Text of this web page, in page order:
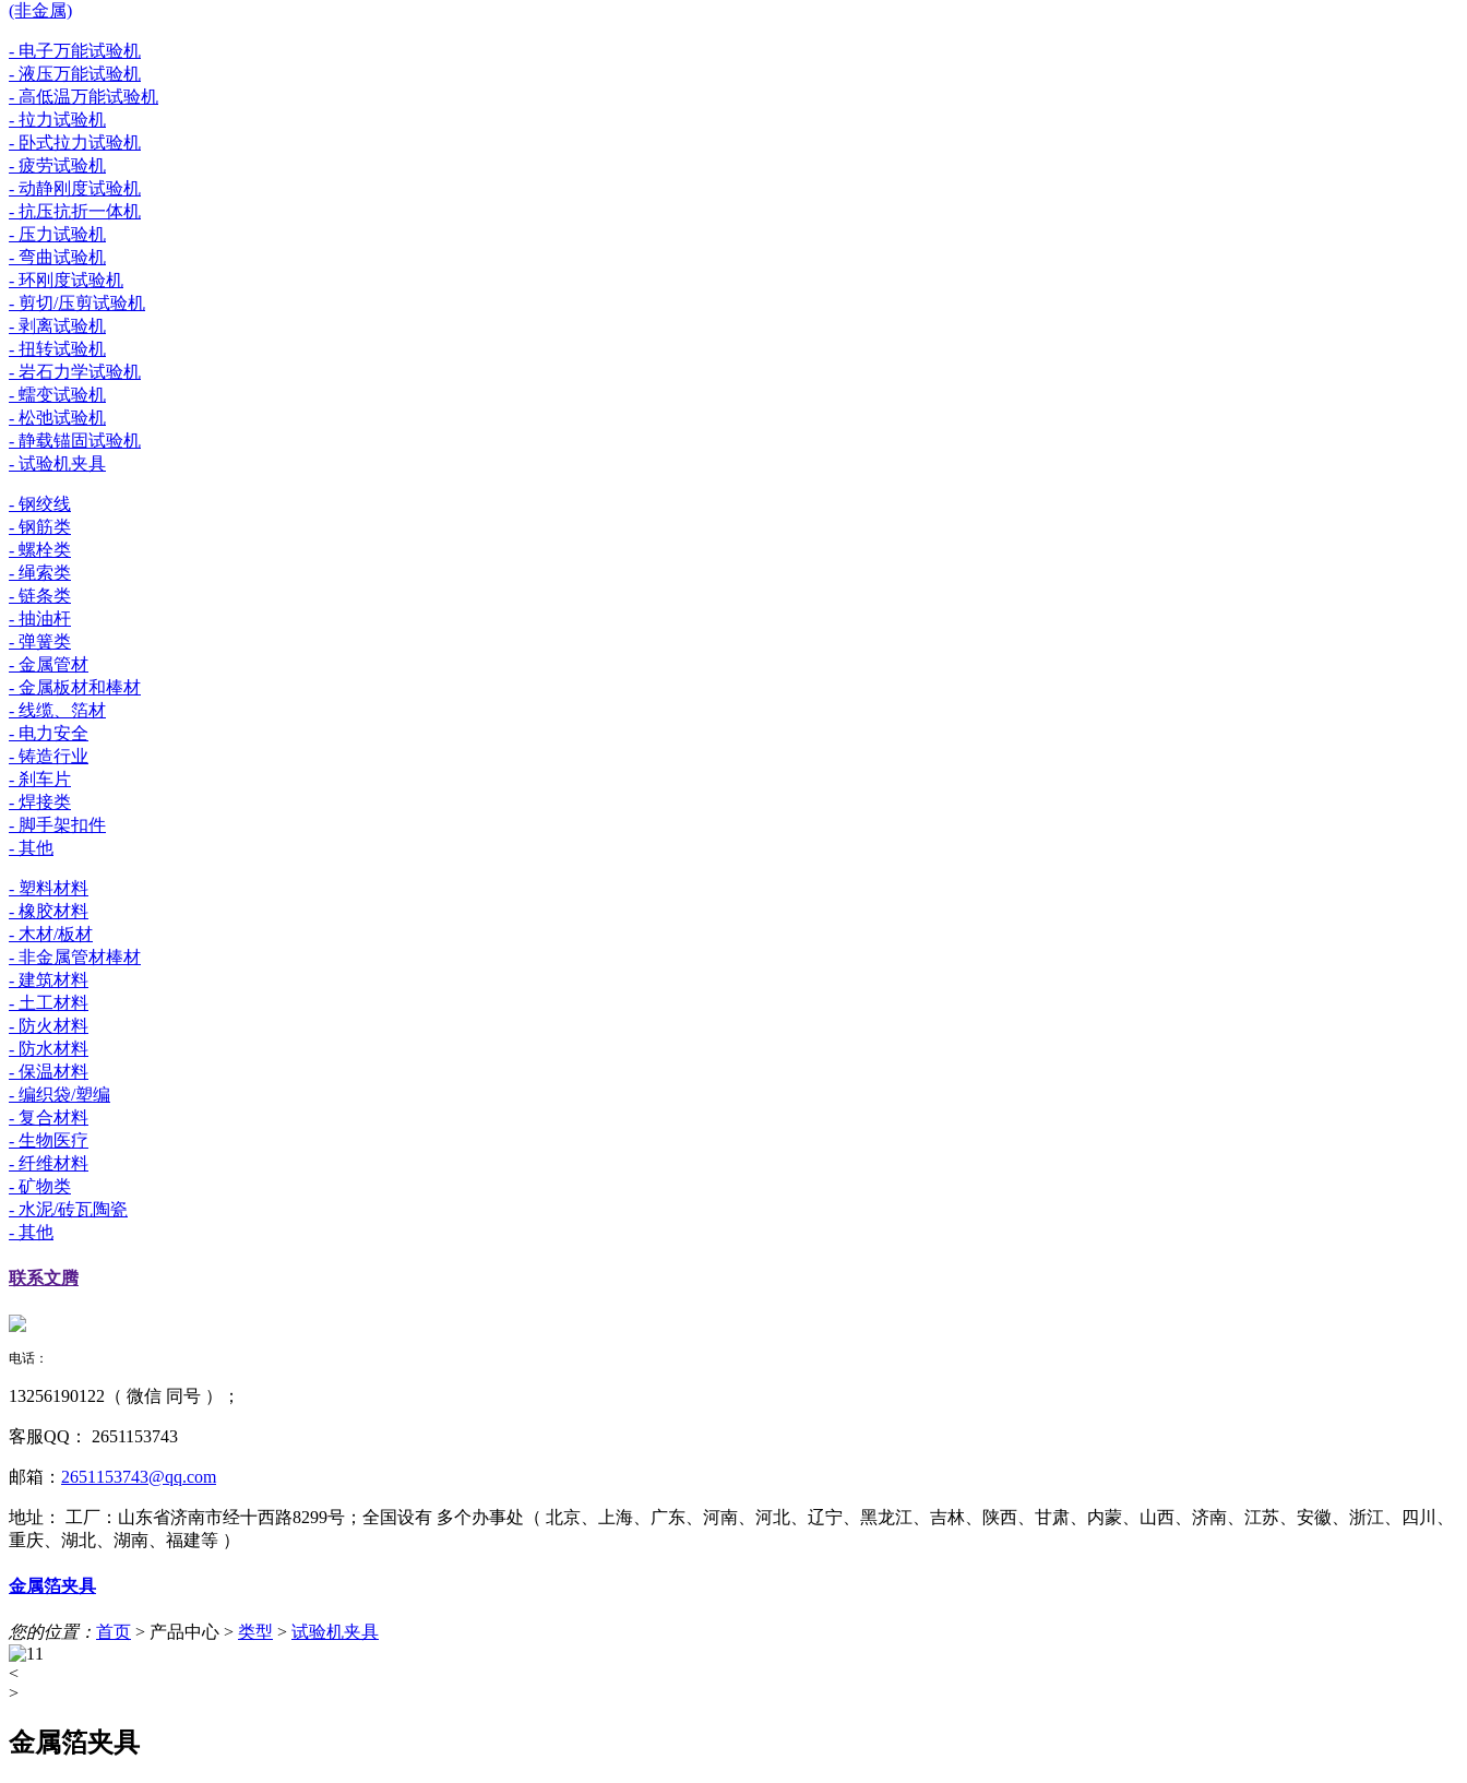
(非金属)
- 电子万能试验机
- 液压万能试验机
- 高低温万能试验机
- 拉力试验机
- 卧式拉力试验机
- 疲劳试验机
- 动静刚度试验机
- 抗压抗折一体机
- 压力试验机
- 弯曲试验机
- 环刚度试验机
- 剪切/压剪试验机
- 剥离试验机
- 扭转试验机
- 岩石力学试验机
- 蠕变试验机
- 松弛试验机
- 静载锚固试验机
- 试验机夹具
- 钢绞线
- 钢筋类
- 螺栓类
- 绳索类
- 链条类
- 抽油杆
- 弹簧类
- 金属管材
- 金属板材和棒材
- 线缆、箔材
- 电力安全
- 铸造行业
- 刹车片
- 焊接类
- 脚手架扣件
- 其他
- 塑料材料
- 橡胶材料
- 木材/板材
- 非金属管材棒材
- 建筑材料
- 土工材料
- 防火材料
- 防水材料
- 保温材料
- 编织袋/塑编
- 复合材料
- 生物医疗
- 纤维材料
- 矿物类
- 水泥/砖瓦陶瓷
- 其他
联系文腾
电话：
13256190122（ 微信 同号 ）；
客服QQ： 2651153743
邮箱： 2651153743@qq.com
地址：
工厂：山东省济南市经十西路8299号；全国设有 多个办事处（ 北京、上海、广东、河南、河北、辽宁、黑龙江、吉林、陕西、甘肃、内蒙、山西、济南、江苏、安徽、浙江、四川、
重庆、湖北、湖南、福建等 ）
金属箔夹具
您的位置： 首页 > 产品中心 > 类型 > 试验机夹具
<
>
金属箔夹具